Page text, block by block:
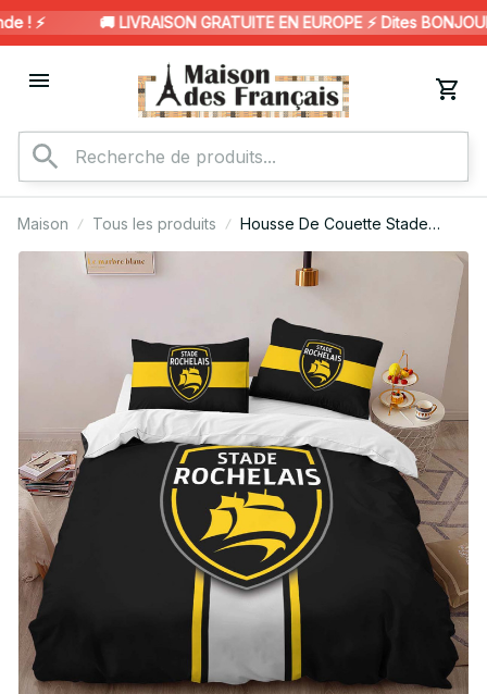
! ⚡️ 🚚 LIVRAISON GRATUITE EN EUROPE ⚡️ Dites
Maison Tous les produits
Housse De Couette Stade
Rochelais Rugby Club 26
Parure de lit Ensemble De